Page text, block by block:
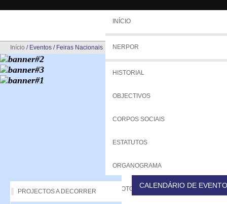
INÍCIO
NERPOR
HISTORIAL
OBJECTIVOS
CORPOS SOCIAIS
ESTATUTOS
ORGANOGRAMA
PROTOCOLOS
Início / Eventos / Feiras Nacionais
PROJECTOS A DECORRER
CALENDÁRIO DE